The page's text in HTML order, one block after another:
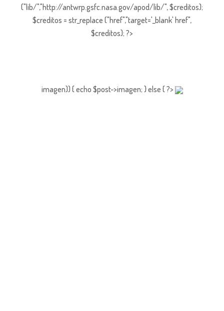
("lib/","http://antwrp.gsfc.nasa.gov/apod/lib/", $creditos);
$creditos = str_replace ("href","target='_blank' href",
$creditos); ?>
imagen)) { echo $post->imagen; } else { ?>